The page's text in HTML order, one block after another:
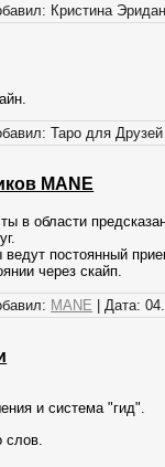
Кристина Эридан
Таро для Друзей
MANE
в области
постоянный
через скайп.
MANE Дата:
и система "гид".
слов.